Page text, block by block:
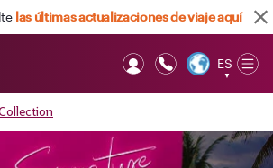
las últimas actualizaciones de viaje aquí
ES
▼